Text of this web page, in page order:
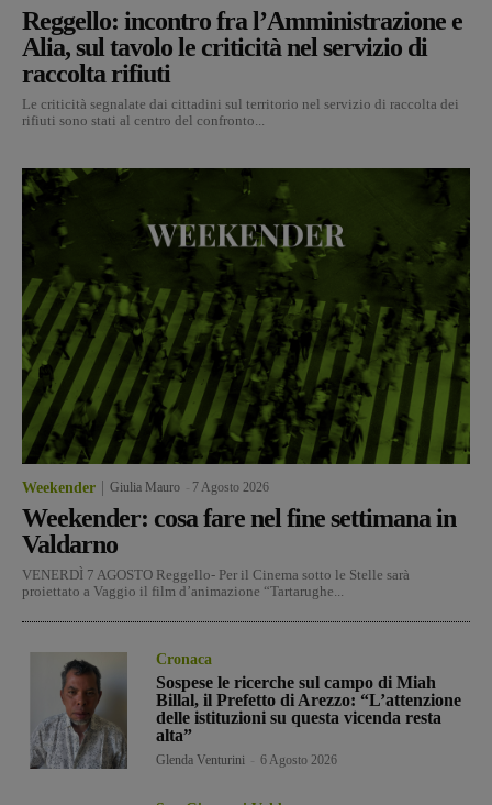
Reggello: incontro fra l’Amministrazione e
Alia, sul tavolo le criticità nel servizio di
raccolta rifiuti
Le criticità segnalate dai cittadini sul territorio nel servizio di raccolta dei
rifiuti sono stati al centro del confronto...
Weekender Giulia Mauro 7 Agosto 2026
Weekender: cosa fare nel fine settimana in
Valdarno
VENERDÌ 7 AGOSTO Reggello- Per il Cinema sotto le Stelle sarà
proiettato a Vaggio il film d’animazione “Tartarughe...
Cronaca
Sospese le ricerche sul campo di Miah
Billal, il Prefetto di Arezzo: “L’attenzione
delle istituzioni su questa vicenda resta
alta”
Glenda Venturini 6 Agosto 2026